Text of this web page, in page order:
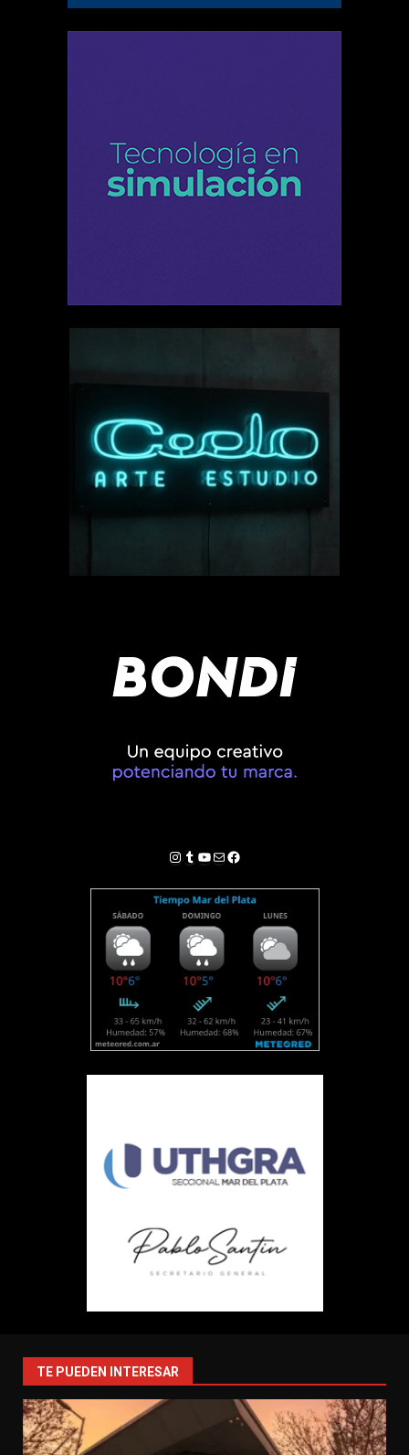
Instagram
Tumblr
YouTube
Correo electrónico
Facebook
TE PUEDEN INTERESAR